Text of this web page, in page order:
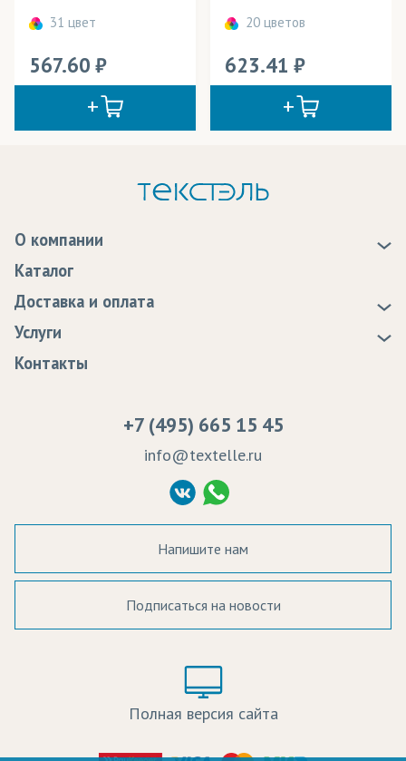
31 цвет
567.60
20 цветов
623.41
О компании
Статьи
Программа лояльности
Сертификаты качества
Судебные решения
Политика Конфиденциальности
Согласие на обработку ПД
Каталог
Доставка и оплата
Доставка
Оплата
Возврат
Услуги
Образцы
Контакты
+7 (495) 665 15 45
info@textelle.ru
Напишите нам
Подписаться на новости
Полная версия сайта